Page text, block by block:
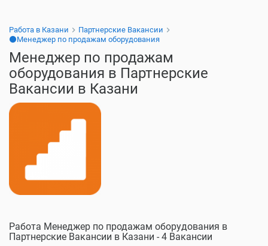
Работа в Казани
Партнерские Вакансии
⚫Менеджер по продажам оборудования
Менеджер по продажам
оборудования в Партнерские
Вакансии в Казани
Работа Менеджер по продажам оборудования в
Партнерские Вакансии в Казани - 4 Вакансии